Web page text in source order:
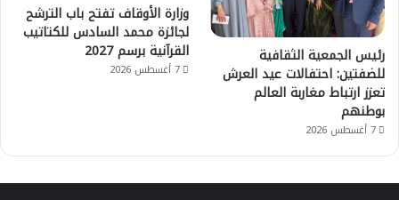
رئيس الجمعية الثقافية
للضفتين: احتفالات عيد العرش
تعزز ارتباط مغاربة العالم
بوطنهم
7 أغسطس 2026
وزارة الأوقاف تفتح باب الترشح
لجائزة محمد السادس للكتاتيب
القرآنية برسم 2027
7 أغسطس 2026